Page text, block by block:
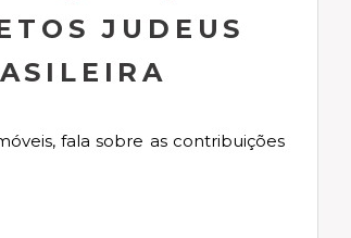
JUDEUS
fala sobre as contribuições